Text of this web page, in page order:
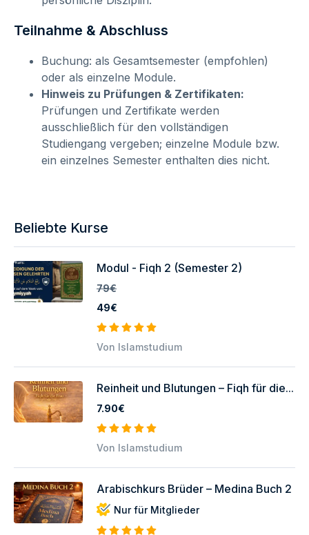
Teilnahme & Abschluss
Buchung: als Gesamtsemester (empfohlen)
oder als einzelne Module.
Hinweis zu Prüfungen & Zertifikaten:
Prüfungen und Zertifikate werden
ausschließlich für den vollständigen
Studiengang vergeben; einzelne Module bzw.
ein einzelnes Semester enthalten dies nicht.
Beliebte Kurse
Modul - Fiqh 2 (Semester 2)
79€
49€
Von Islamstudium
Reinheit und Blutungen – Fiqh für die...
7.90€
Von Islamstudium
Arabischkurs Brüder – Medina Buch 2
Nur für Mitglieder